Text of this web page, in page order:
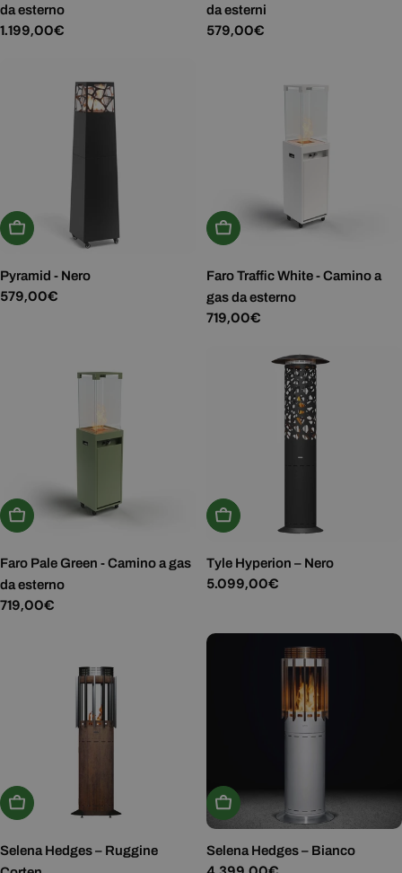
da esterno
Prezzo
1.199,00€
da esterni
Prezzo
579,00€
Aggiungi Al Carrello
Pyramid - Nero
Prezzo
579,00€
Aggiungi Al Carrello
Faro Traffic White - Camino a
gas da esterno
Prezzo
719,00€
Aggiungi Al Carrello
Faro Pale Green - Camino a gas
da esterno
Prezzo
719,00€
Aggiungi Al Carrello
Tyle Hyperion – Nero
Prezzo
5.099,00€
Aggiungi Al Carrello
Selena Hedges – Ruggine
Aggiungi Al Carrello
Selena Hedges – Bianco